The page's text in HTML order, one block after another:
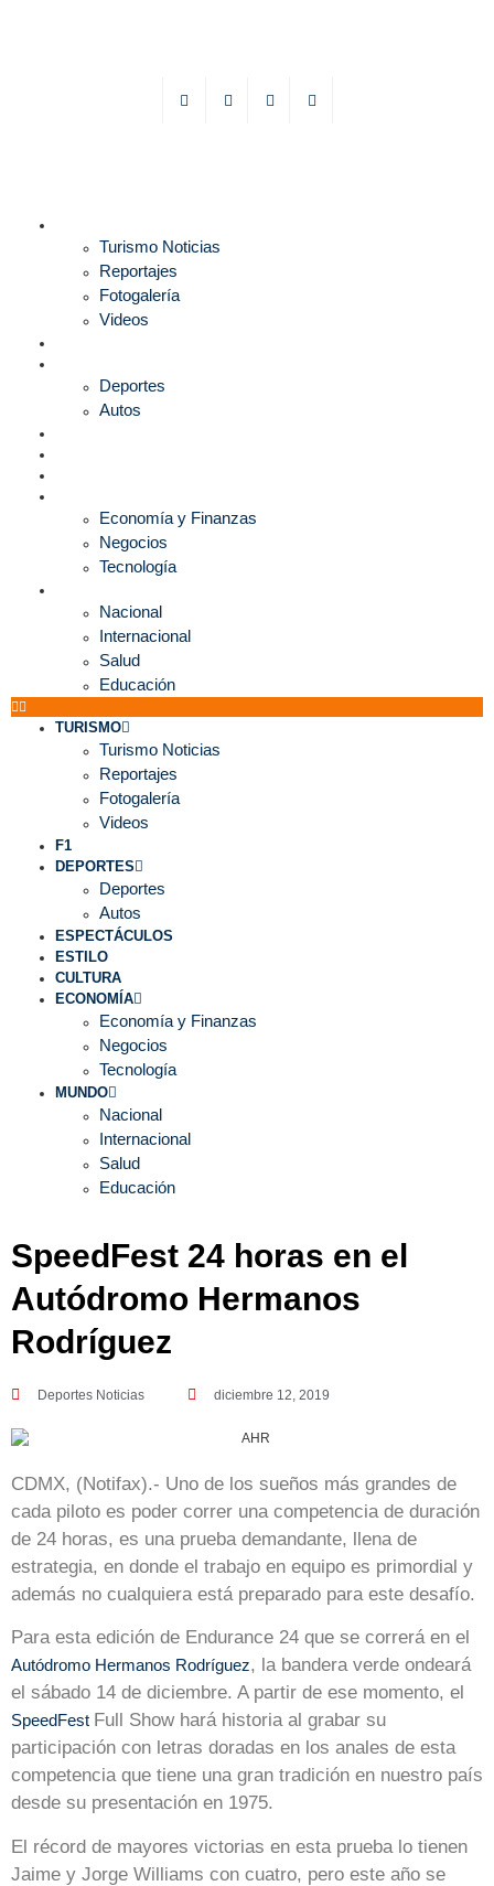
Turismo Noticias
Reportajes
Fotogalería
Videos
Deportes
Autos
Economía y Finanzas
Negocios
Tecnología
Nacional
Internacional
Salud
Educación
TURISMO
Turismo Noticias
Reportajes
Fotogalería
Videos
F1
DEPORTES
Deportes
Autos
ESPECTÁCULOS
ESTILO
CULTURA
ECONOMÍA
Economía y Finanzas
Negocios
Tecnología
MUNDO
Nacional
Internacional
Salud
Educación
SpeedFest 24 horas en el
Autódromo Hermanos
Rodríguez
Deportes Noticias diciembre 12, 2019
CDMX, (Notifax).- Uno de los sueños más grandes de
cada piloto es poder correr una competencia de duración
de 24 horas, es una prueba demandante, llena de
estrategia, en donde el trabajo en equipo es primordial y
además no cualquiera está preparado para este desafío.
Para esta edición de Endurance 24 que se correrá en el
Autódromo Hermanos Rodríguez, la bandera verde ondeará
el sábado 14 de diciembre. A partir de ese momento, el
SpeedFest Full Show hará historia al grabar su
participación con letras doradas en los anales de esta
competencia que tiene una gran tradición en nuestro país
desde su presentación en 1975.
El récord de mayores victorias en esta prueba lo tienen
Jaime y Jorge Williams con cuatro, pero este año se